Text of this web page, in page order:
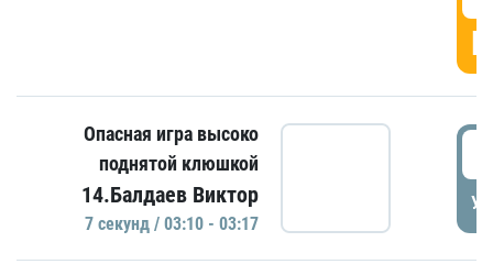
Опасная игра высоко
поднятой клюшкой
14.Балдаев Виктор
7 секунд / 03:10 - 03:17